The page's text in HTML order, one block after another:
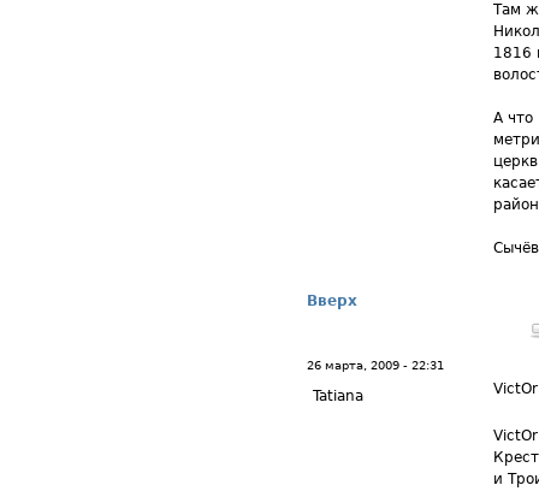
Там
1816
А что
Вверх
26 марта, 2009 - 22:31
Tatiana
и